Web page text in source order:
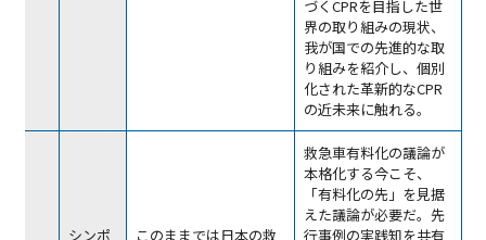
づくCPRを目指した世
界の取り組みの現状、
我が国での先進的な取
り組みを紹介し、個別
化された革新的なCPR
の近未来に触れる。
シンポ
このままでは日本の救
救急車有料化の議論が
本格化する今こそ、
「有料化の先」を見据
えた議論が必要だ。先
行事例の実践知を共有